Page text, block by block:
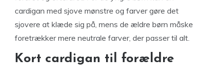
cardigan med sjove mønstre og farver gøre det
sjovere at klæde sig på, mens de ældre børn måske
foretrækker mere neutrale farver, der passer til alt.
Kort cardigan til forældre